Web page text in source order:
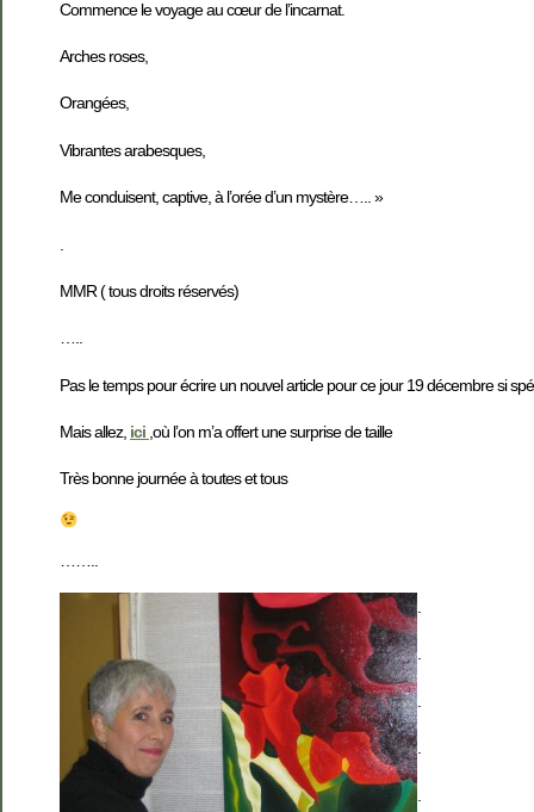
Commence le voyage au cœur de l’incarnat.
Arches roses,
Orangées,
Vibrantes arabesques,
Me conduisent, captive, à l’orée d’un mystère….. »
MMR ( tous droits réservés)
…..
Pas le temps pour écrire un nouvel article pour ce jour 19 décembre si
Mais allez, ici ,où l’on m’a offert une surprise de taille
Très bonne journée à toutes et tous
.